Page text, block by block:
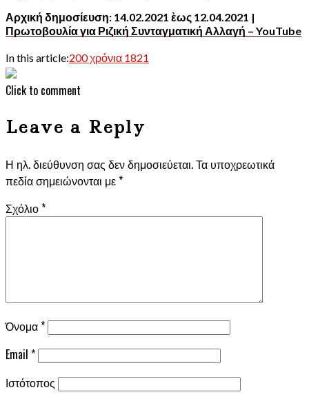
Αρχική δημοσίευση: 14.02.2021 ὲως 12.04.2021 |
Πρωτοβουλία για Ριζική Συνταγματική Αλλαγή – YouTube
In this article:200 χρόνια 1821
Click to comment
Leave a Reply
Η ηλ. διεύθυνση σας δεν δημοσιεύεται.Τα υποχρεωτικά
πεδία σημειώνονται με*
Σχόλιο*
Όνομα*
Email *
Ιστότοπος